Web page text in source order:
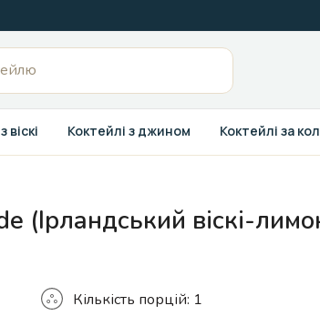
віскі Коктейлі з джином Коктейлі за
(Ірландський віскі-
Кількість
Кількість порцій: 1